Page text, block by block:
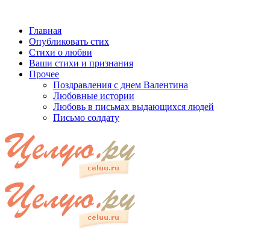
Главная
Опубликовать стих
Стихи о любви
Ваши стихи и признания
Прочее
Поздравления с днем Валентина
Любовные истории
Любовь в письмах выдающихся людей
Письмо солдату